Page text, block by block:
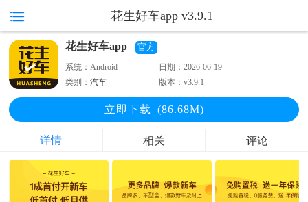
花生好车app v3.9.1
花生好车app 官方
系统：Android 日期：2026-06-19
类别：汽车 版本：v3.9.1
立即下载 (86.68M)
详情 相关 评论